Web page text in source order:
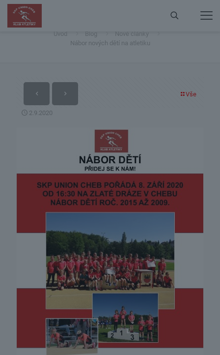
Úvod Blog
Nové články
Nábor nových dětí na atletiku
Vše
2.9.2020